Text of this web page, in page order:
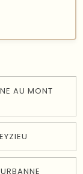
AU MONT